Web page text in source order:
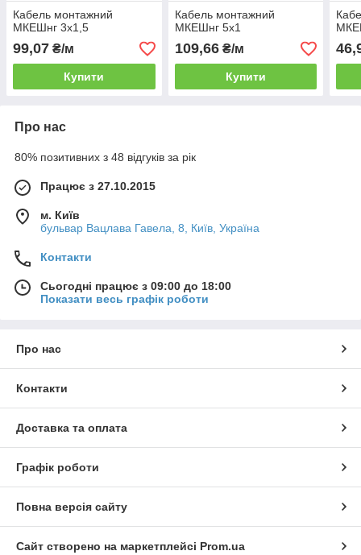
Кабель монтажний
МКЕШнг 3х1,5
99,07 ₴/м
Купити
Кабель монтажний
МКЕШнг 5х1
109,66₴/м
Купити
Про нас
80% позитивних з 48 відгуків за рік
Працює з 27.10.2015
м. Київ
бульвар Вацлава Гавела, 8, Київ, Україна
Контакти
Сьогодні працює з 09:00 до 18:00
Показати весь графік роботи
Про нас
Контакти
Доставка та оплата
Графік роботи
Повна версія сайту
Сайт створено на маркетплейсі Prom.ua